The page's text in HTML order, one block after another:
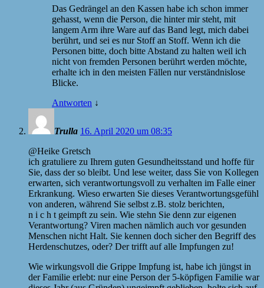
Das Gedrängel an den Kassen habe ich schon immer
gehasst, wenn die Person, die hinter mir steht, mit
langem Arm ihre Ware auf das Band legt, mich dabei
berührt, und sei es nur Stoff an Stoff. Wenn ich die
Personen bitte, doch bitte Abstand zu halten weil ich
nicht von fremden Personen berührt werden möchte,
erhalte ich in den meisten Fällen nur verständnislose
Blicke.
Antworten ↓
Trulla 16. April 2020 um 08:35
@Heike Gretsch
ich gratuliere zu Ihrem guten Gesundheitsstand und hoffe für
Sie, dass der so bleibt. Und lese weiter, dass Sie von Kollegen
erwarten, sich verantwortungsvoll zu verhalten im Falle einer
Erkrankung. Wieso erwarten Sie dieses Verantwortungsgefühl
von anderen, während Sie selbst z.B. stolz berichten,
n i c h t geimpft zu sein. Wie stehn Sie denn zur eigenen
Verantwortung? Viren machen nämlich auch vor gesunden
Menschen nicht Halt. Sie kennen doch sicher den Begriff des
Herdenschutzes, oder? Der trifft auf alle Impfungen zu!
Wie wirkungsvoll die Grippe Impfung ist, habe ich jüngst in
der Familie erlebt: nur eine Person der 5-köpfigen Familie war